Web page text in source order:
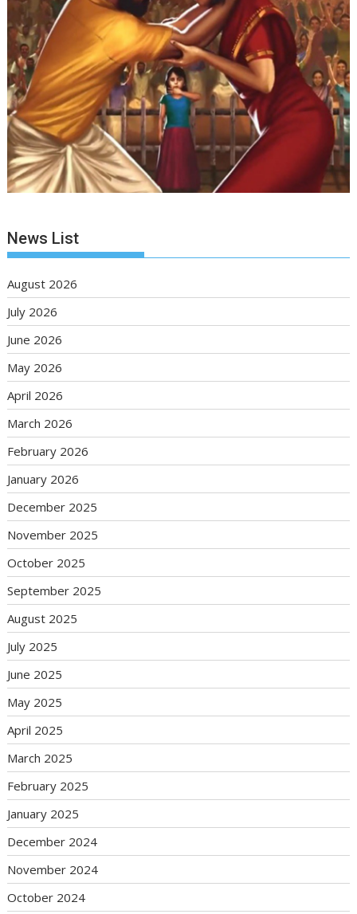
News List
August 2026
July 2026
June 2026
May 2026
April 2026
March 2026
February 2026
January 2026
December 2025
November 2025
October 2025
September 2025
August 2025
July 2025
June 2025
May 2025
April 2025
March 2025
February 2025
January 2025
December 2024
November 2024
October 2024